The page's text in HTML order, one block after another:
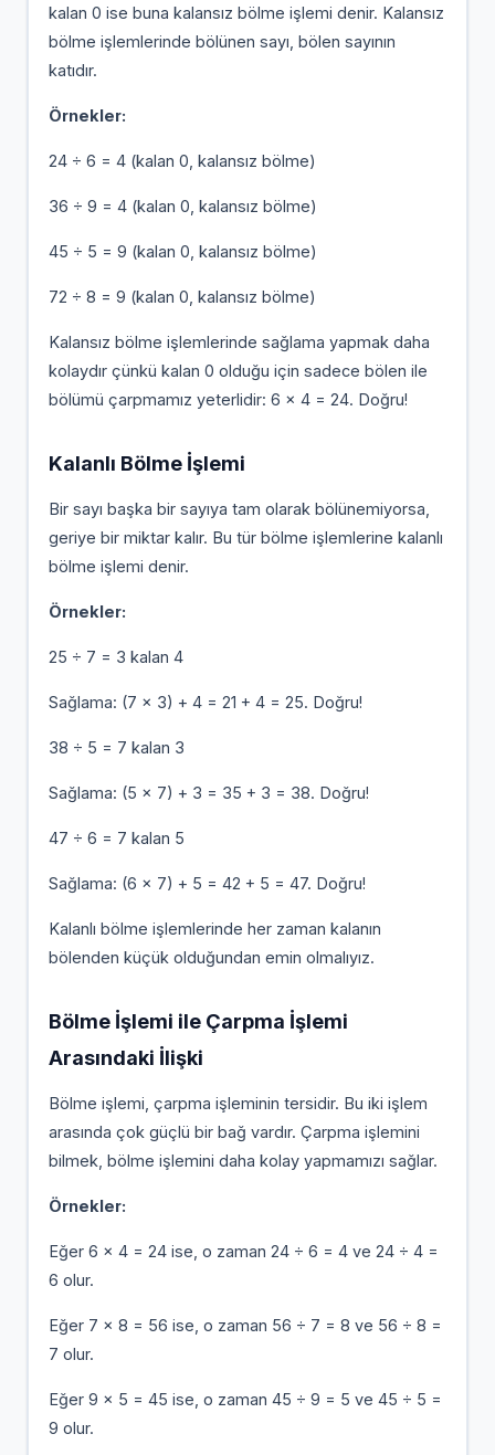
kalan 0 ise buna kalansız bölme işlemi denir. Kalansız
bölme işlemlerinde bölünen sayı, bölen sayının
katıdır.
Örnekler:
24 ÷ 6 = 4 (kalan 0, kalansız bölme)
36 ÷ 9 = 4 (kalan 0, kalansız bölme)
45 ÷ 5 = 9 (kalan 0, kalansız bölme)
72 ÷ 8 = 9 (kalan 0, kalansız bölme)
Kalansız bölme işlemlerinde sağlama yapmak daha
kolaydır çünkü kalan 0 olduğu için sadece bölen ile
bölümü çarpmamız yeterlidir: 6 × 4 = 24. Doğru!
Kalanlı Bölme İşlemi
Bir sayı başka bir sayıya tam olarak bölünemiyorsa,
geriye bir miktar kalır. Bu tür bölme işlemlerine kalanlı
bölme işlemi denir.
Örnekler:
25 ÷ 7 = 3 kalan 4
Sağlama: (7 × 3) + 4 = 21 + 4 = 25. Doğru!
38 ÷ 5 = 7 kalan 3
Sağlama: (5 × 7) + 3 = 35 + 3 = 38. Doğru!
47 ÷ 6 = 7 kalan 5
Sağlama: (6 × 7) + 5 = 42 + 5 = 47. Doğru!
Kalanlı bölme işlemlerinde her zaman kalanın
bölenden küçük olduğundan emin olmalıyız.
Bölme İşlemi ile Çarpma İşlemi
Arasındaki İlişki
Bölme işlemi, çarpma işleminin tersidir. Bu iki işlem
arasında çok güçlü bir bağ vardır. Çarpma işlemini
bilmek, bölme işlemini daha kolay yapmamızı sağlar.
Örnekler:
Eğer 6 × 4 = 24 ise, o zaman 24 ÷ 6 = 4 ve 24 ÷ 4 =
6 olur.
Eğer 7 × 8 = 56 ise, o zaman 56 ÷ 7 = 8 ve 56 ÷ 8 =
7 olur.
Eğer 9 × 5 = 45 ise, o zaman 45 ÷ 9 = 5 ve 45 ÷ 5 =
9 olur.